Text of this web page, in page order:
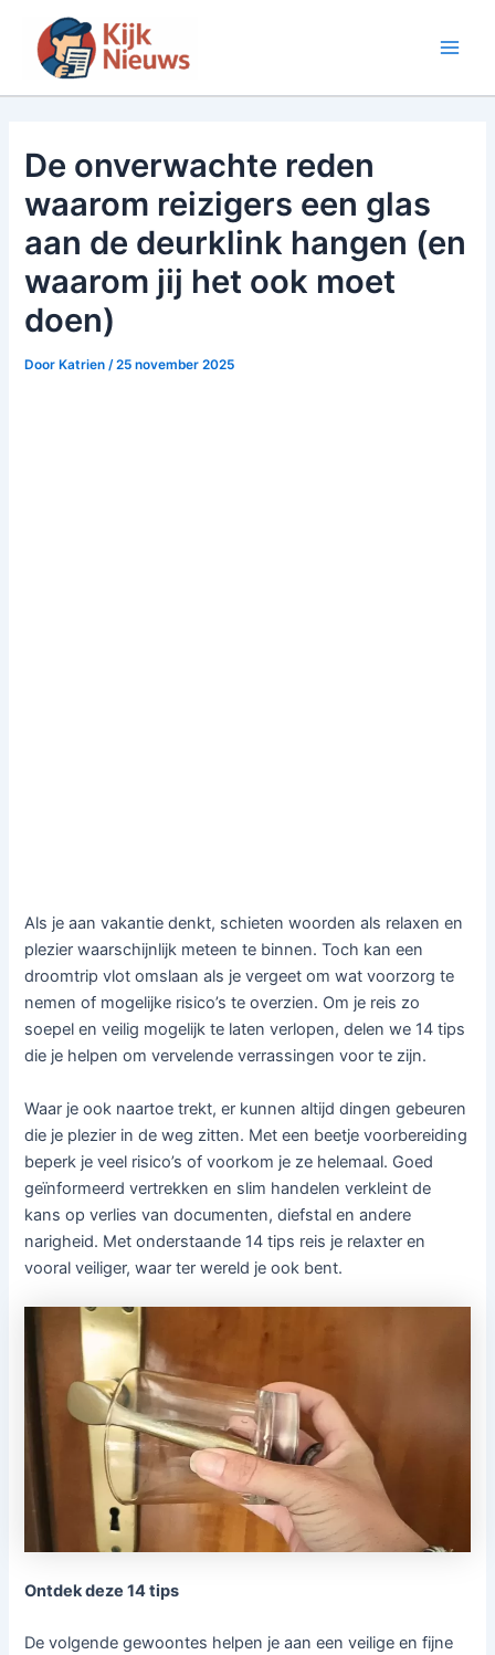
inhoud
De onverwachte reden
waarom reizigers een glas
aan de deurklink hangen (en
waarom jij het ook moet
doen)
Door Katrien/25 november 2025
Als je aan vakantie denkt, schieten woorden als relaxen en
plezier waarschijnlijk meteen te binnen. Toch kan een
droomtrip vlot omslaan als je vergeet om wat voorzorg te
nemen of mogelijke risico’s te overzien. Om je reis zo
soepel en veilig mogelijk te laten verlopen, delen we 14 tips
die je helpen om vervelende verrassingen voor te zijn.
Waar je ook naartoe trekt, er kunnen altijd dingen gebeuren
die je plezier in de weg zitten. Met een beetje voorbereiding
beperk je veel risico’s of voorkom je ze helemaal. Goed
geïnformeerd vertrekken en slim handelen verkleint de
kans op verlies van documenten, diefstal en andere
narigheid. Met onderstaande 14 tips reis je relaxter en
vooral veiliger, waar ter wereld je ook bent.
Ontdek deze 14 tips
De volgende gewoontes helpen je aan een veilige en fijne